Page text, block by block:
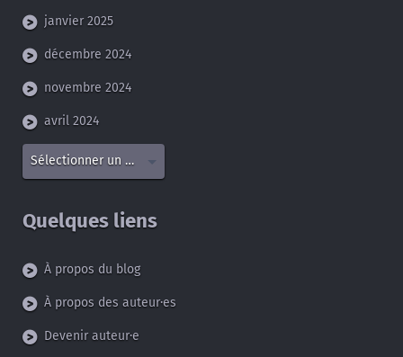
janvier 2025
décembre 2024
novembre 2024
avril 2024
Sélectionner un mois
Quelques liens
À propos du blog
À propos des auteur·es
Devenir auteur·e